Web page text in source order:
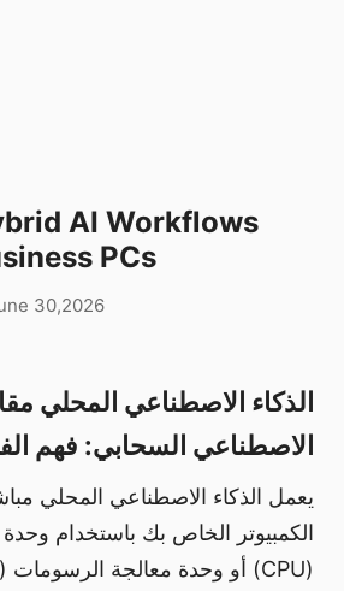
AI Workflows
PCs
30,2026
الذكاء الاصطناعي المحلي
الاصطناعي السحابي: فهم
يعمل الذكاء الاصطناعي المحلي
الكمبيوتر الخاص بك باستخدام وحدة